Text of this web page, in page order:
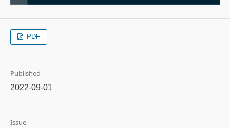
PDF
Published
2022-09-01
Issue